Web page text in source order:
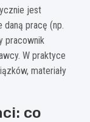
jest
pracę (np.
pracownik
W praktyce
materiały
co